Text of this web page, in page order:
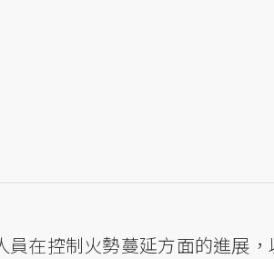
在控制火勢蔓延方面的進展